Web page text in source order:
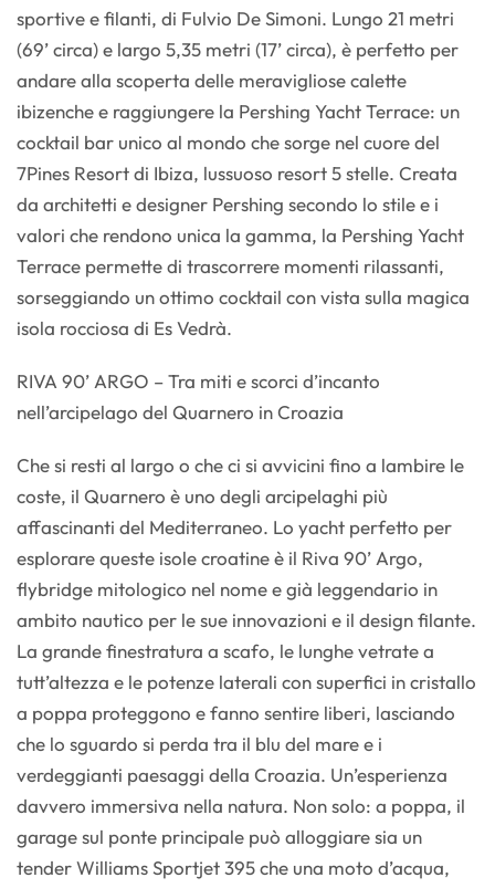
sportive e filanti, di Fulvio De Simoni. Lungo 21 metri
(69’ circa) e largo 5,35 metri (17’ circa), è perfetto per
andare alla scoperta delle meravigliose calette
ibizenche e raggiungere la Pershing Yacht Terrace: un
cocktail bar unico al mondo che sorge nel cuore del
7Pines Resort di Ibiza, lussuoso resort 5 stelle. Creata
da architetti e designer Pershing secondo lo stile e i
valori che rendono unica la gamma, la Pershing Yacht
Terrace permette di trascorrere momenti rilassanti,
sorseggiando un ottimo cocktail con vista sulla magica
isola rocciosa di Es Vedrà.
RIVA 90’ ARGO – Tra miti e scorci d’incanto
nell’arcipelago del Quarnero in Croazia
Che si resti al largo o che ci si avvicini fino a lambire le
coste, il Quarnero è uno degli arcipelaghi più
affascinanti del Mediterraneo. Lo yacht perfetto per
esplorare queste isole croatine è il Riva 90’ Argo,
flybridge mitologico nel nome e già leggendario in
ambito nautico per le sue innovazioni e il design filante.
La grande finestratura a scafo, le lunghe vetrate a
tutt’altezza e le potenze laterali con superfici in cristallo
a poppa proteggono e fanno sentire liberi, lasciando
che lo sguardo si perda tra il blu del mare e i
verdeggianti paesaggi della Croazia. Un’esperienza
davvero immersiva nella natura. Non solo: a poppa, il
garage sul ponte principale può alloggiare sia un
tender Williams Sportjet 395 che una moto d’acqua,